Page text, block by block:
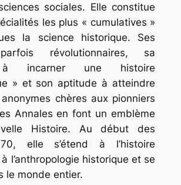
sociales. Elle constitue
les plus « cumulatives »
la science historique. Ses
révolutionnaires, sa
à incarner une histoire
» et son aptitude à atteindre
chères aux pionniers
Annales en font un emblème
Histoire. Au début des
elle s’étend à l’histoire
l’anthropologie historique et se
le monde entier.